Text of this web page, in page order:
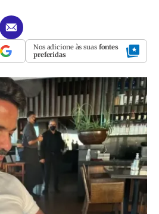
Nos adicione às suas fontes
preferidas